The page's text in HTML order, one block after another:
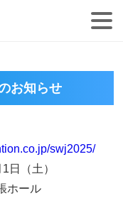
お知らせ
swj2025/
日（土）
ホール